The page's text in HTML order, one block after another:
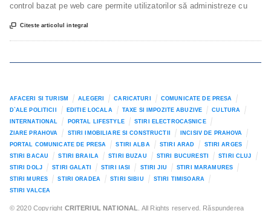
control bazat pe web care permite utilizatorilor să administreze cu
 Citeste articolul integral
AFACERI SI TURISM ALEGERI CARICATURI
COMUNICATE DE PRESA
D`ALE POLITICII
EDITIE LOCALA TAXE SI IMPOZITE ABUZIVE
CULTURA
INTERNATIONAL
PORTAL LIFESTYLE
STIRI ELECTROCASNICE
ZIARE PRAHOVA
STIRI IMOBILIARE SI CONSTRUCTII
INCISIV DE PRAHOVA
PORTAL COMUNICATE DE PRESA
STIRI ALBA STIRI ARAD
STIRI ARGES
STIRI BACAU
STIRI BRAILA STIRI BUZAU STIRI BUCURESTI
STIRI CLUJ
STIRI DOLJ
STIRI GALATI STIRI IASI STIRI JIU
STIRI MARAMURES
STIRI MURES
STIRI ORADEA STIRI SIBIU
STIRI TIMISOARA
STIRI VALCEA
© 2020 Copyright CRITERIUL NATIONAL . All Rights reserved. Răspunderea